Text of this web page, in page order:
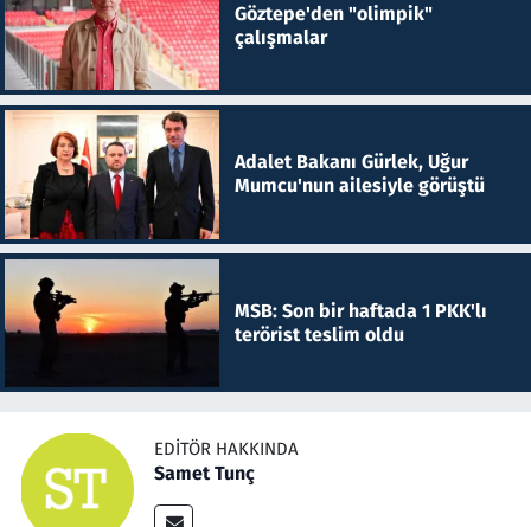
Göztepe'den "olimpik"
çalışmalar
Adalet Bakanı Gürlek, Uğur
Mumcu'nun ailesiyle görüştü
MSB: Son bir haftada 1 PKK'lı
terörist teslim oldu
EDITÖR HAKKINDA
Samet Tunç